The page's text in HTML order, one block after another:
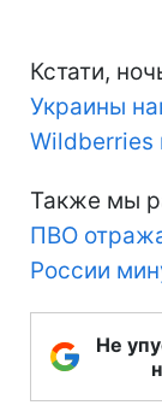
Кстати,
Украины
Wildberries
Также мы
ПВО
России
Не